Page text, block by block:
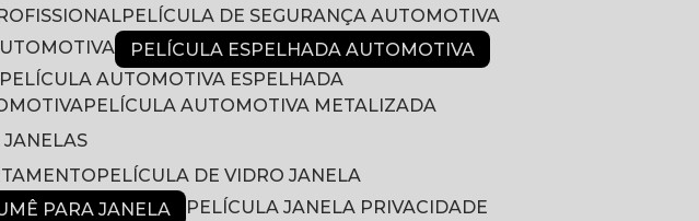
PELÍCULA DE SEGURANÇA AUTOMOTIVA
PELÍCULA ESPELHADA AUTOMOTIVA
PELÍCULA AUTOMOTIVA ESPELHADA
PELÍCULA AUTOMOTIVA METALIZADA
JANELAS
PELÍCULA DE VIDRO JANELA
PARA JANELA
PELÍCULA JANELA PRIVACIDADE